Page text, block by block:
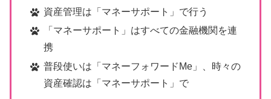
資産管理は「マネーサポート」で行う
「マネーサポート」はすべての金融機関を連
携
普段使いは「マネーフォワードMe」、時々の
資産確認は「マネーサポート」で